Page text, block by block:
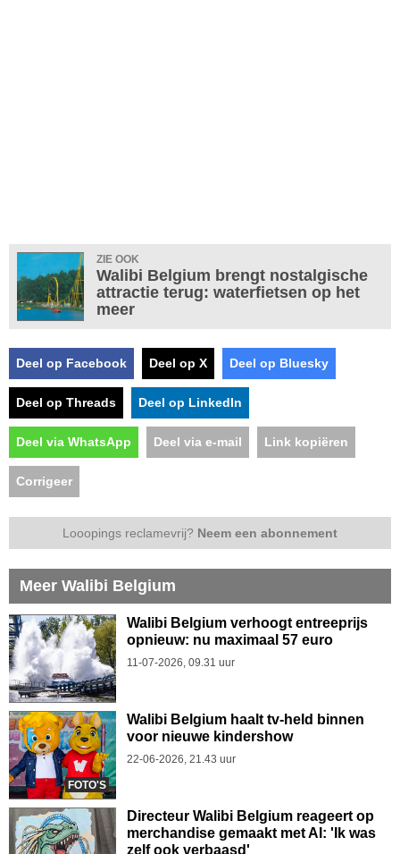
ZIE OOK
Walibi Belgium brengt nostalgische
attractie terug: waterfietsen op het
meer
Deel op Facebook Deel op X Deel op Bluesky
Deel op Threads Deel op LinkedIn
Deel via WhatsApp Deel via e-mail Link kopiëren
Corrigeer
Looopings reclamevrij? Neem een abonnement
Meer Walibi Belgium
Walibi Belgium verhoogt entreeprijs
opnieuw: nu maximaal 57 euro
11-07-2026, 09.31 uur
FOTO'S
Walibi Belgium haalt tv-held binnen
voor nieuwe kindershow
22-06-2026, 21.43 uur
Directeur Walibi Belgium reageert op
merchandise gemaakt met AI: 'Ik was
zelf ook verbaasd'